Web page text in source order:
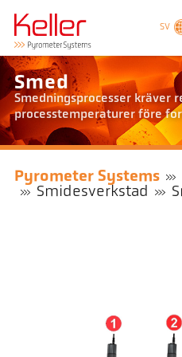
SV
Smed
Smedningsprocesser kräver
processtemperaturer före
Pyrometer Systems
Smidesverkstad